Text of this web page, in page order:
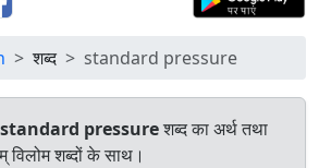
शब्द standard pressure
standard pressureशब्द का अर्थ तथा
विलोम शब्दों के साथ।